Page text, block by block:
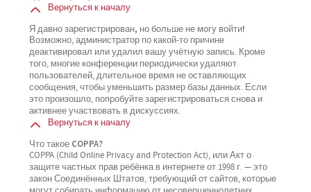
Вернуться к началу
Я давно зарегистрирован, но больше не могу войти!
Возможно, администратор по какой-то причине
деактивировал или удалил вашу учётную запись. Кроме
того, многие конференции периодически удаляют
пользователей, длительное время не оставляющих
сообщения, чтобы уменьшить размер базы данных. Если
это произошло, попробуйте зарегистрироваться снова и
активнее участвовать в дискуссиях.
Вернуться к началу
Что такое COPPA?
COPPA (Child Online Privacy and Protection Act), или Акт о
защите частных прав ребёнка в интернете от 1998 г. — это
закон Соединённых Штатов, требующий от сайтов, которые